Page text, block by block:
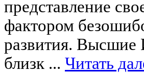
представление
фактором
развития. Высшие
близк ... Читать